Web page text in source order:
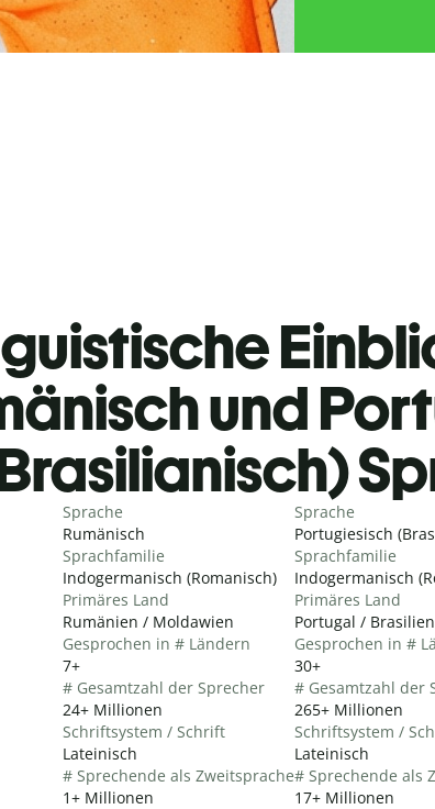
und
Sprache
Rumänisch
Sprachfamilie
Indogermanisch (Romanisch)
Primäres Land
Rumänien / Moldawien
Gesprochen in # Ländern
7+
# Gesamtzahl der Sprecher
24+ Millionen
Schriftsystem / Schrift
Lateinisch
# Sprechende als Zweitsprache
1+ Millionen
Sprache
Portugiesisch
Sprachfamilie
Indogermanisch
Primäres Land
Portugal / Brasilien
Gesprochen in #
30+
# Gesamtzahl der
265+ Millionen
Schriftsystem /
Lateinisch
# Sprechende als
17+ Millionen